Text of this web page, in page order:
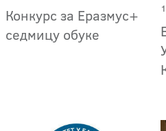
Конкурс за Еразмус+
седмицу обуке